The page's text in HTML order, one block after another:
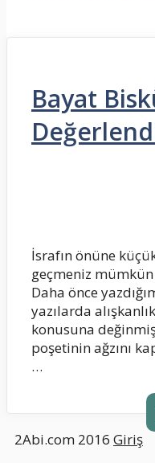
Bayat
İsrafın önüne
geçmeniz mümkün
Daha önce
yazılarda
konusuna
poşetinin ağzını
…
2Abi.com 2016 Giriş